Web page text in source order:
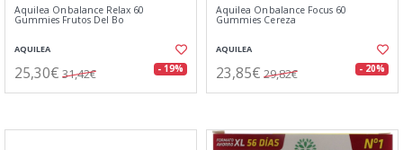
Aquilea Onbalance Relax 60
Gummies Frutos Del Bo
AQUILEA
25,30€ 31,42€ - 19%
Aquilea Onbalance Focus 60
Gummies Cereza
AQUILEA
23,85€ 29,82€ - 20%